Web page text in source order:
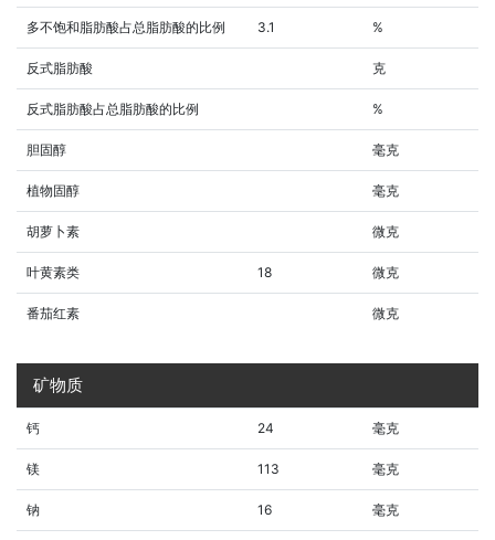
多不饱和脂肪酸占总脂肪酸的比例 3.1 %
反式脂肪酸 克
反式脂肪酸占总脂肪酸的比例 %
胆固醇 毫克
植物固醇 毫克
胡萝卜素 微克
叶黄素类 18 微克
番茄红素 微克
矿物质
钙 24 毫克
镁 113 毫克
钠 16 毫克